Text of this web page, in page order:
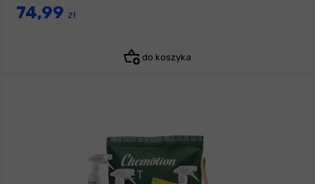
74,99 zł
do koszyka